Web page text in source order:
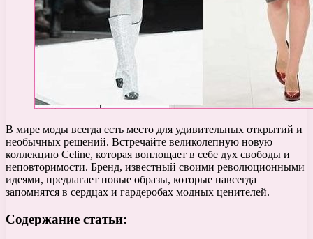
В мире моды всегда есть место для удивительных открытий и
необычных решений. Встречайте великолепную новую
коллекцию Celine, которая воплощает в себе дух свободы и
неповторимости. Бренд, известный своими революционными
идеями, предлагает новые образы, которые навсегда
запомнятся в сердцах и гардеробах модных ценителей.
Содержание статьи: